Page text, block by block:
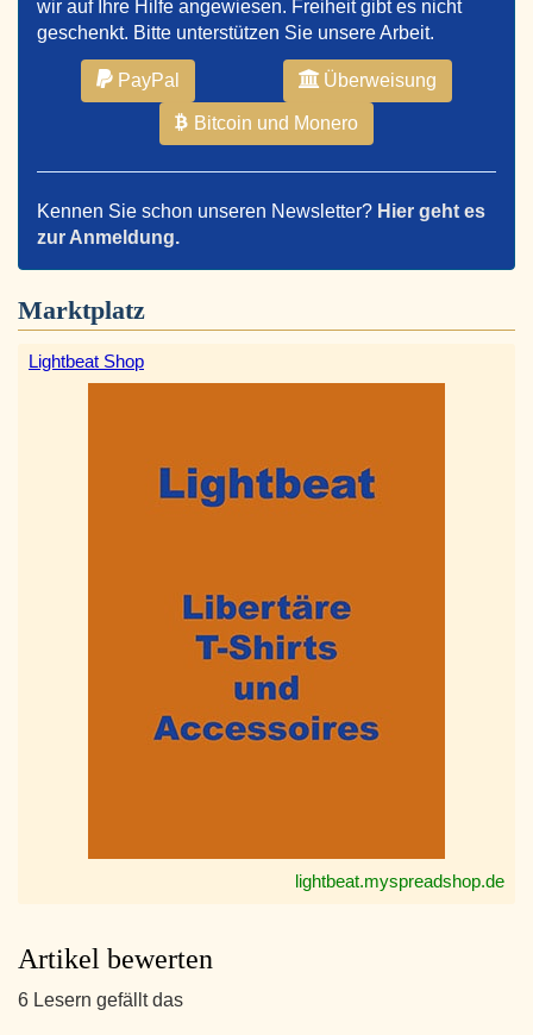
wir auf Ihre Hilfe angewiesen. Freiheit gibt es nicht
geschenkt. Bitte unterstützen Sie unsere Arbeit.
PayPal Überweisung
Bitcoin und Monero
Kennen Sie schon unseren Newsletter? Hier geht es
zur Anmeldung.
Marktplatz
Lightbeat Shop
lightbeat.myspreadshop.de
Artikel bewerten
6 Lesern gefällt das